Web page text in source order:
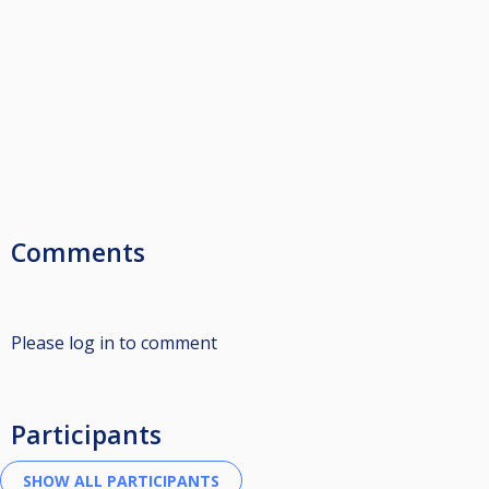
Comments
Please log in to comment
Participants